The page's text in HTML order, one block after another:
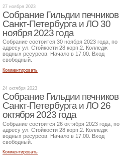
27 ноября 2023
Собрание Гильдии печников
Санкт-Петербурга и ЛО 30
ноября 2023 года
Собрание состоится 30 ноября 2023 года, по
адресу ул. Стойкости 28 корп.2. Колледж
водных ресурсов. Начало в 17.00. Вход
свободный.
Комментировать
24 октября 2023
Собрание Гильдии печников
Санкт-Петербурга и ЛО 26
октября 2023 года
Собрание состоится 26 октября 2023 года, по
адресу ул. Стойкости 28 корп.2. Колледж
водных ресурсов. Начало в 17.00. Вход
свободный.
Комментировать